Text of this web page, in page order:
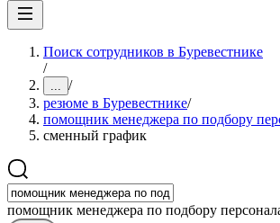
Поиск сотрудников в Буревестнике
/
... /
резюме в Буревестнике/
помощник менеджера по подбору
сменный график
помощник менеджера по подбору